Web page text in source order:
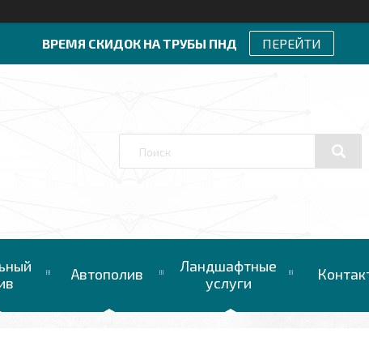
ВРЕМЯ СКИДОК НА ТРУБЫ ПНД ПЕРЕЙТИ
Автополив
Ландшафтные
услуги